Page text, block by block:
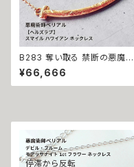
B283 奪い取る 禁断の悪魔術
恋の勝者になれる 縁切り【ヘル
ズラブ】スマイル ハワイアン ネ
ックレス ステンレス 悪魔術師
ト 強力 排除 略奪愛 成就
¥66,666